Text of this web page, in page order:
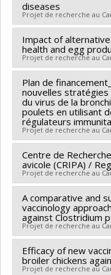
Funding sources:
Grant programs:
Québec - MITACS
diseases
Projet de recherche au
Lead researcher :
Co-researchers :
Gottschalk,Mariela
Christopher
Marie-Lou Gaucher,
Funding sources:
sciences naturelles
d'instruments de
Impact of
health and egg
Projet de recherche au
Lead researcher :
Co-researchers :
Harlander,
Funding sources:Les
Grant programs:
Plan de
nouvelles
du virus de la
poulets en utilisant
régulateurs
Projet de recherche au
Lead researcher :
Co-researchers :
Centre de
avicole (CRIPA) /
Projet de recherche au
Lead researcher :
Co-researchers :
John Morris
Gottschalk
Pierre Vaillancourt,
A comparative and
vaccinology
against Clostridium
Projet de recherche au
Lead researcher :
Co-researchers :
Efficacy of new
broiler chickens
Projet de recherche au